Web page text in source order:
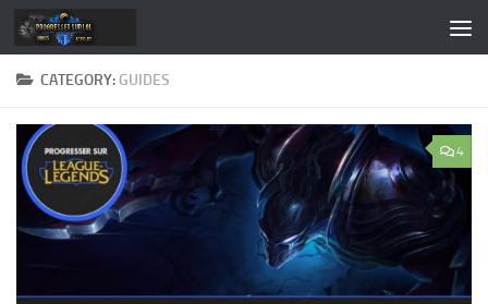
Skip to content
CATEGORY: GUIDES
4